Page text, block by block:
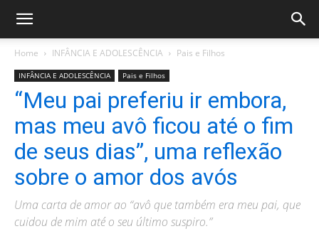
Home INFÂNCIA E ADOLESCÊNCIA Pais e Filhos
INFÂNCIA E ADOLESCÊNCIA Pais e Filhos
“Meu pai preferiu ir embora,
mas meu avô ficou até o fim
de seus dias”, uma reflexão
sobre o amor dos avós
Uma carta de amor ao “avô que também era meu pai, que
cuidou de mim até o seu último suspiro.”